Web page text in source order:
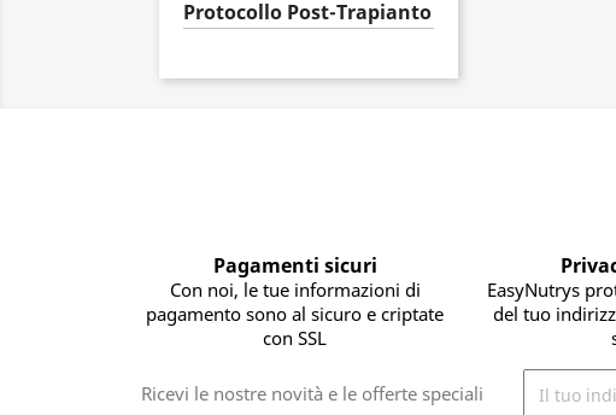
Protocollo Post-Trapianto
Pagamenti sicuri
Con noi, le tue informazioni di
pagamento sono al sicuro e criptate
con SSL
EasyNutrys
del tuo
Ricevi le nostre novità e le offerte speciali